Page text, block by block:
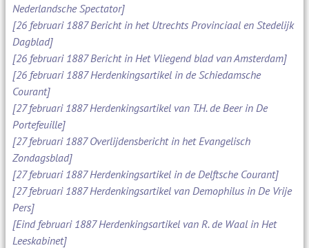
Nederlandsche Spectator]
[26 februari 1887 Bericht in het Utrechts Provinciaal en Stedelijk
Dagblad]
[26 februari 1887 Bericht in Het Vliegend blad van Amsterdam]
[26 februari 1887 Herdenkingsartikel in de Schiedamsche
Courant]
[27 februari 1887 Herdenkingsartikel van T.H. de Beer in De
Portefeuille]
[27 februari 1887 Overlijdensbericht in het Evangelisch
Zondagsblad]
[27 februari 1887 Herdenkingsartikel in de Delftsche Courant]
[27 februari 1887 Herdenkingsartikel van Demophilus in De Vrije
Pers]
[Eind februari 1887 Herdenkingsartikel van R. de Waal in Het
Leeskabinet]